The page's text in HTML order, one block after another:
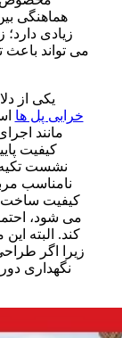
هماهنگی
زیادی
می تواند باعث
یکی از
خرابی پل ها
مانند
کیفیت
نشست تکیه
نامناسب
کیفیت ساخت
می شود،
کند. البته
زیرا اگر
نگهداری